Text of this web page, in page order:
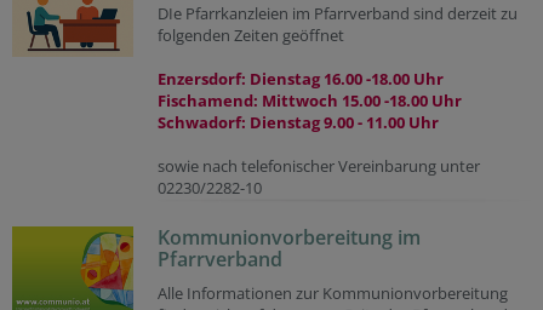
DIe Pfarrkanzleien im Pfarrverband sind derzeit zu
folgenden Zeiten geöffnet
Enzersdorf: Dienstag 16.00 -18.00 Uhr
Fischamend: Mittwoch 15.00 -18.00 Uhr
Schwadorf: Dienstag 9.00 - 11.00 Uhr
sowie nach telefonischer Vereinbarung unter
02230/2282-10
Kommunionvorbereitung im
Pfarrverband
Alle Informationen zur Kommunionvorbereitung